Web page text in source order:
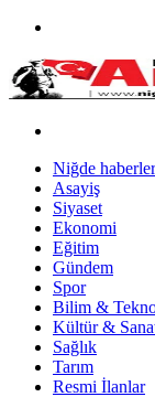
Niğde
Asayiş
Siyaset
Ekonomi
Eğitim
Gündem
Spor
Bilim &
Kültür &
Sağlık
Tarım
Resmi İlanlar